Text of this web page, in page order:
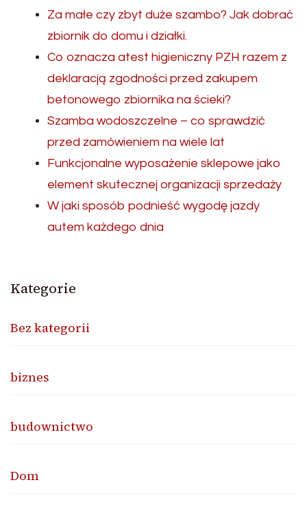
Za małe czy zbyt duże szambo? Jak dobrać
zbiornik do domu i działki.
Co oznacza atest higieniczny PZH razem z
deklaracją zgodności przed zakupem
betonowego zbiornika na ścieki?
Szamba wodoszczelne – co sprawdzić
przed zamówieniem na wiele lat
Funkcjonalne wyposażenie sklepowe jako
element skutecznej organizacji sprzedaży
W jaki sposób podnieść wygodę jazdy
autem każdego dnia
Kategorie
Bez kategorii
biznes
budownictwo
Dom